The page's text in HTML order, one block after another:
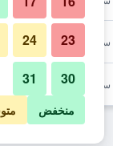
23
24
30
31
منخفض